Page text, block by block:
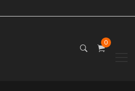
0